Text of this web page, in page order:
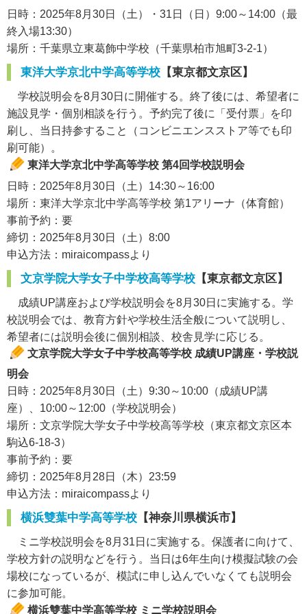
日時：2025年8月30日（土）・31日（日）9:00～14:00（最
終入場13:30）
場所：千葉県立東葛飾中学校（千葉県柏市旭町3-2-1）
東洋大学京北中学高等学校 【東京都文京区】
学校説明会を8月30日に開催する。終了後には、希望者に
施設見学・個別相談を行う。予約完了後に「受付票」を印
刷し、当日持参すること（コンビニエンスストア等でも印
刷可能）。
東洋大学京北中学高等学校 第4回学校説明会
日時：2025年8月30日（土）14:30～16:00
場所：東洋大学京北中学高等学校 第1アリーナ（体育館）
事前予約：要
締切：2025年8月30日（土）8:00
申込方法：miraicompassより
文京学院大学女子中学校高等学校 【東京都文京区】
成績UP講座および学校説明会を8月30日に実施する。学
校説明会では、教育方針や学校生活全般について説明し、
希望者には説明会後に個別相談、校舎見学に応じる。
文京学院大学女子中学校高等学校 成績UP講座・学校説
明会
日時：2025年8月30日（土）9:30～10:00（成績UP講
座）、10:00～12:00（学校説明会）
場所：文京学院大学女子中学校高等学校（東京都文京区本
駒込6-18-3）
事前予約：要
締切：2025年8月28日（木）23:59
申込方法：miraicompassより
横浜雙葉中学高等学校 【神奈川県横浜市】
ミニ学校説明会を8月31日に実施する。保護者に向けて、
学校方針の説明などを行う。当日は6年生向け模擬試験の会
場校になっているが、模試に申し込んでいなくても説明会
に参加可能。
横浜雙葉中学高等学校 ミニ学校説明会